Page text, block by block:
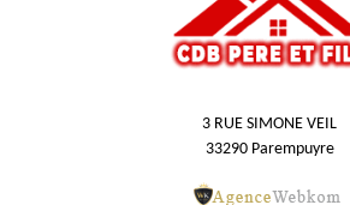
3 RUE SIMONE VEIL
33290 Parempuyre